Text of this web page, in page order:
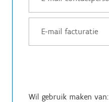
Wil gebruik maken van: